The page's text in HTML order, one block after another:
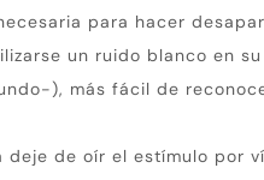
para hacer
un ruido blanco en
), más fácil de
de oír el estímulo por